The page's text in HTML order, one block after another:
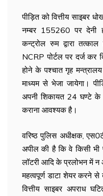
पीड़ित को वित्तीय साइबर
नम्बर 155260 पर देनी
कन्ट्रोल रुम द्वारा
NCRP पोर्टल पर दर्ज
होने के पश्चात गृह
माध्यम से भेजा जायेगा।
अपनी शिकायत 24 घण्टे के
कराना आवश्यक है।
वरिष्ठ पुलिस अधीक्षक,
अपील की है कि वे किसी भी
लॉटरी आदि के प्रलोभन में न
महत्वपूर्ण डाटा शेयर करने
वित्तीय साइबर अपराध